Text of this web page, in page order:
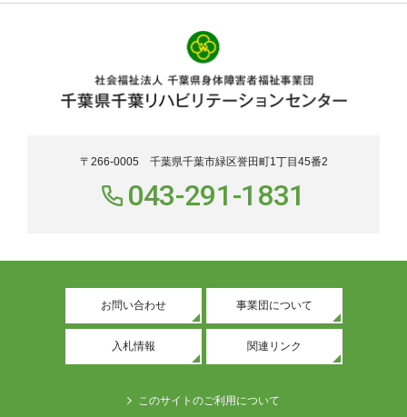
〒266-0005 千葉県千葉市緑区誉田町1丁目45番2
043-291-1831
お問い合わせ 事業団について
入札情報 関連リンク
このサイトのご利用について